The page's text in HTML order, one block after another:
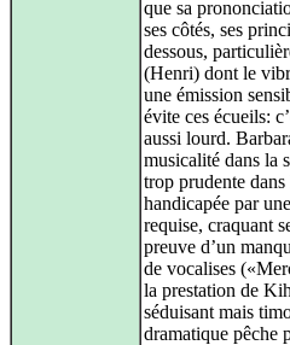
que sa
ses côtés, ses
dessous,
(Henri) dont le
une émission
évite ces écueils:
aussi lourd.
musicalité dans la
trop prudente
handicapée par
requise, craquant
preuve d’un
de vocalises
la prestation de
séduisant mais
dramatique pêche